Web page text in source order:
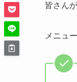
皆さん
メニュ